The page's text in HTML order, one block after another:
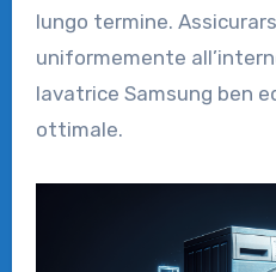
lungo termine.
uniformemente
lavatrice Samsung ben
ottimale.